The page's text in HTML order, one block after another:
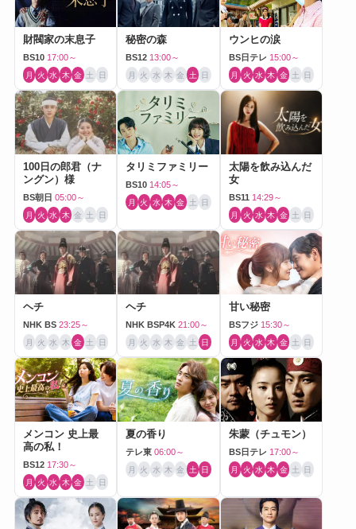
財閥家の末息子
BS10 17:00～
月 火 水 木 金 土 日
秘密の森
BS12 13:00～
月 火 水 木 金 土 日
ウンヒの涙
BS日テレ 15:00～
月 火 水 木 金 土 日
100日の郎君（ナ
ングン）様
BS朝日 05:00～
月 火 水 木 金 土 日
タリミファミリー
BS10 14:05～
月 火 水 木 金 土 日
太陽を飲み込んだ
女
BS11 14:29～
月 火 水 木 金 土 日
ヘチ
NHK BS 23:25～
月 火 水 木 金 土 日
ヘチ
NHK BSP4K 21:00～
月 火 水 木 金 土 日
甘い秘密
BSフジ 15:30～
月 火 水 木 金 土 日
メンコン 史上最
高の私！
BS12 17:30～
月 火 水 木 金 土 日
夏の香り
テレ東 06:00～
月 火 水 木 金 土 日
朱蒙（チュモン）
BS日テレ 17:00～
月 火 水 木 金 土 日